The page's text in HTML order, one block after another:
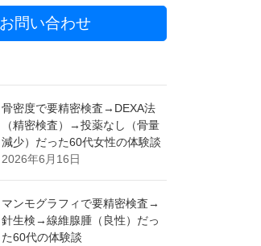
お問い合わせ
骨密度で要精密検査→DEXA法
（精密検査）→投薬なし（骨量
減少）だった60代女性の体験談
2026年6月16日
マンモグラフィで要精密検査→
針生検→線維腺腫（良性）だっ
た60代の体験談